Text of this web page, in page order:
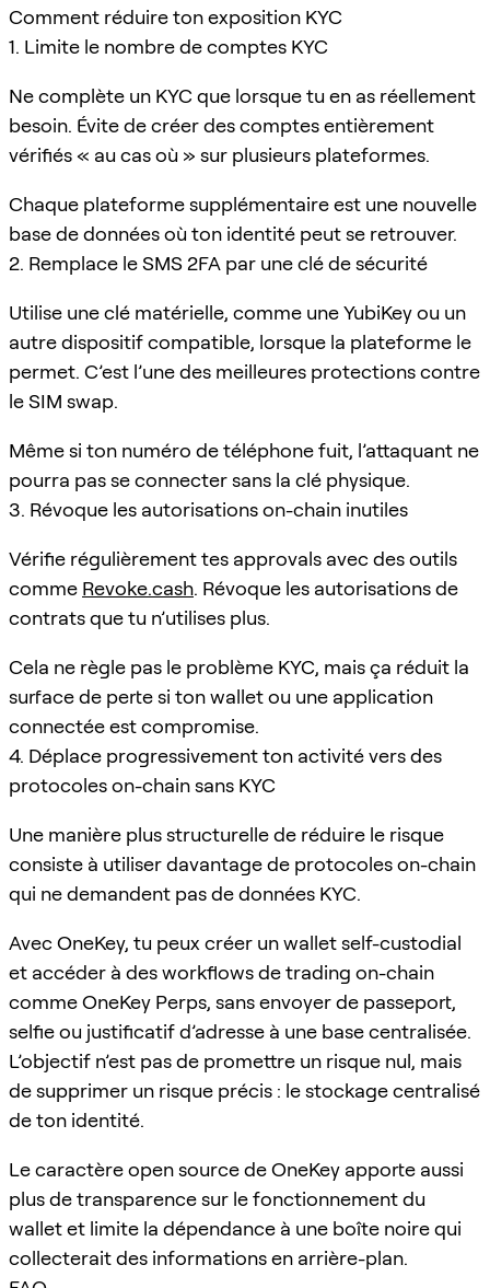
Comment réduire ton exposition KYC
1. Limite le nombre de comptes KYC
Ne complète un KYC que lorsque tu en as réellement
besoin. Évite de créer des comptes entièrement
vérifiés « au cas où » sur plusieurs plateformes.
Chaque plateforme supplémentaire est une nouvelle
base de données où ton identité peut se retrouver.
2. Remplace le SMS 2FA par une clé de sécurité
Utilise une clé matérielle, comme une YubiKey ou un
autre dispositif compatible, lorsque la plateforme le
permet. C’est l’une des meilleures protections contre
le SIM swap.
Même si ton numéro de téléphone fuit, l’attaquant ne
pourra pas se connecter sans la clé physique.
3. Révoque les autorisations on-chain inutiles
Vérifie régulièrement tes approvals avec des outils
comme Revoke.cash. Révoque les autorisations de
contrats que tu n’utilises plus.
Cela ne règle pas le problème KYC, mais ça réduit la
surface de perte si ton wallet ou une application
connectée est compromise.
4. Déplace progressivement ton activité vers des
protocoles on-chain sans KYC
Une manière plus structurelle de réduire le risque
consiste à utiliser davantage de protocoles on-chain
qui ne demandent pas de données KYC.
Avec OneKey, tu peux créer un wallet self-custodial
et accéder à des workflows de trading on-chain
comme OneKey Perps, sans envoyer de passeport,
selfie ou justificatif d’adresse à une base centralisée.
L’objectif n’est pas de promettre un risque nul, mais
de supprimer un risque précis : le stockage centralisé
de ton identité.
Le caractère open source de OneKey apporte aussi
plus de transparence sur le fonctionnement du
wallet et limite la dépendance à une boîte noire qui
collecterait des informations en arrière-plan.